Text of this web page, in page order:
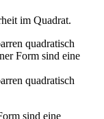
im Quadrat.
quadratisch
Form sind eine
quadratisch
sind eine